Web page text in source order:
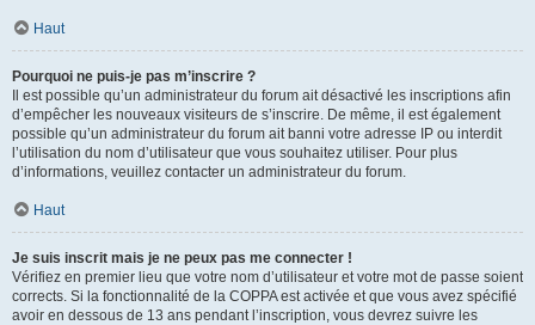
Haut
Pourquoi ne puis-je pas m’inscrire ?
Il est possible qu’un administrateur du forum ait désactivé les inscriptions afin
d’empêcher les nouveaux visiteurs de s’inscrire. De même, il est également
possible qu’un administrateur du forum ait banni votre adresse IP ou interdit
l’utilisation du nom d’utilisateur que vous souhaitez utiliser. Pour plus
d’informations, veuillez contacter un administrateur du forum.
Haut
Je suis inscrit mais je ne peux pas me connecter !
Vérifiez en premier lieu que votre nom d’utilisateur et votre mot de passe soient
corrects. Si la fonctionnalité de la COPPA est activée et que vous avez spécifié
avoir en dessous de 13 ans pendant l’inscription, vous devrez suivre les